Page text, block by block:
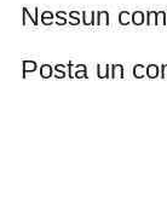
Nessun
Posta un